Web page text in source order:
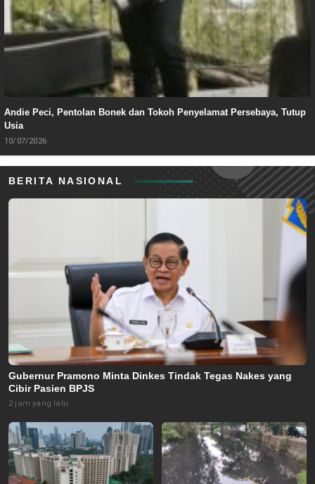
Andie Peci, Pentolan Bonek dan Tokoh Penyelamat Persebaya, Tutup
Usia
10/07/2026
BERITA NASIONAL
Gubernur Pramono Minta Dinkes Tindak Tegas Nakes yang
Cibir Pasien BPJS
2 jam yang lalu